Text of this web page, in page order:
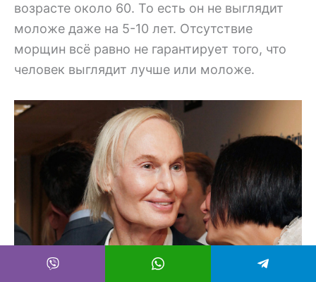
возрасте около 60. То есть он не выглядит
моложе даже на 5-10 лет. Отсутствие
морщин всё равно не гарантирует того, что
человек выглядит лучше или моложе.